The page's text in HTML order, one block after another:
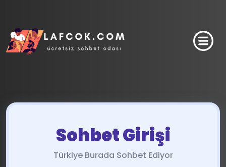
Sohbet Girişi
Türkiye Burada Sohbet Ediyor